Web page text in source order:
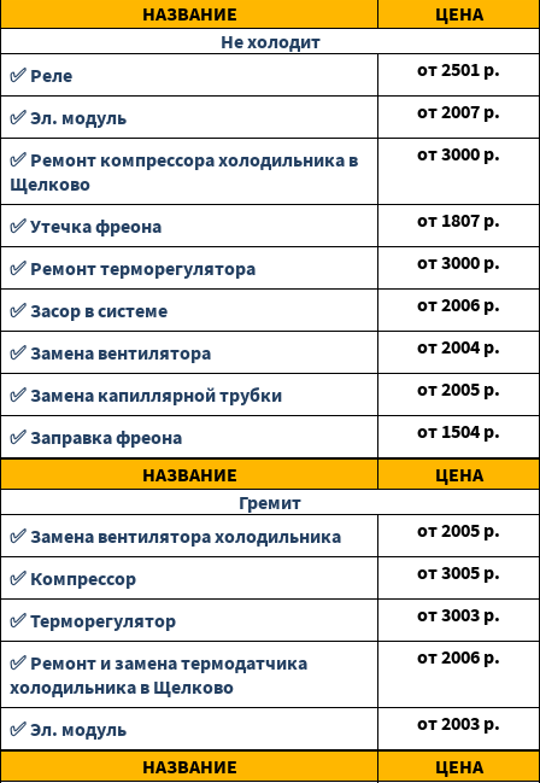
НАЗВАНИЕ
ЦЕНА
Не холодит
✅ Реле
от2501 р.
✅ Эл. модуль
от2007 р.
✅ Ремонт компрессора холодильника в
Щелково
от3000 р.
✅ Утечка фреона от 1807 р.
✅ Ремонт терморегулятора
от3000 р.
✅ Засор в системе
от2006 р.
✅ Замена вентилятора
от2004 р.
✅ Замена капиллярной трубки
от2005 р.
✅ Заправка фреона
от 1504 р.
НАЗВАНИЕ
ЦЕНА
Гремит
✅ Замена вентилятора холодильника
от2005 р.
✅ Компрессор
от3005 р.
✅ Терморегулятор
от3003 р.
✅ Ремонт и замена термодатчика
холодильника в Щелково
от2006 р.
✅ Эл. модуль от2003 р.
НАЗВАНИЕ
ЦЕНА